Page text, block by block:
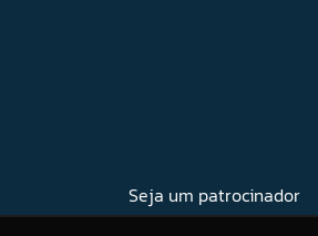
Seja um patrocinador